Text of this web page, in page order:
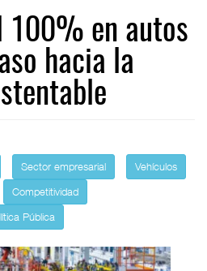
100% en autos
hacia la
Sector empresarial
Vehículos
Competitividad
Pública